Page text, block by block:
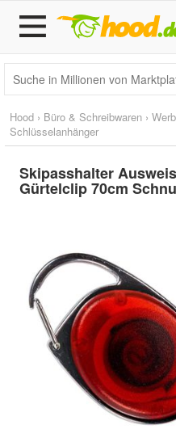
Hood › Büro & Schreibwaren ›
Schlüsselanhänger
Skipasshalter
Gürtelclip 70cm